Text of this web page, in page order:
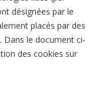
désignées par le
placés par des
Dans le document ci-
des cookies sur